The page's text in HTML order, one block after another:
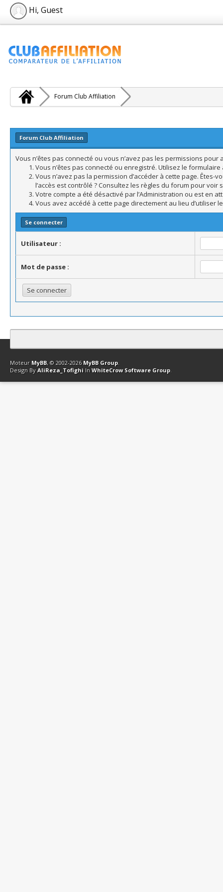
Hi, Guest
Forum Club Affiliation
Forum Club Affiliation
Vous n’êtes pas connecté ou vous n’avez pas les permissions
Vous n’êtes pas connecté ou enregistré. Utilisez le
Vous n’avez pas la permission d’accéder à cette page. Êtes-
l’accès est contrôlé ? Consultez les règles du forum pour
Votre compte a été désactivé par l’Administration ou est en
Vous avez accédé à cette page directement au lieu d’utiliser
Se connecter
Utilisateur :
Mot de passe :
Contact Club Affiliation Retourner en haut Version bas-débit
Moteur MyBB, © 2002-2026 MyBB Group.
Design By AliReza_Tofighi In WhiteCrow Software Group.